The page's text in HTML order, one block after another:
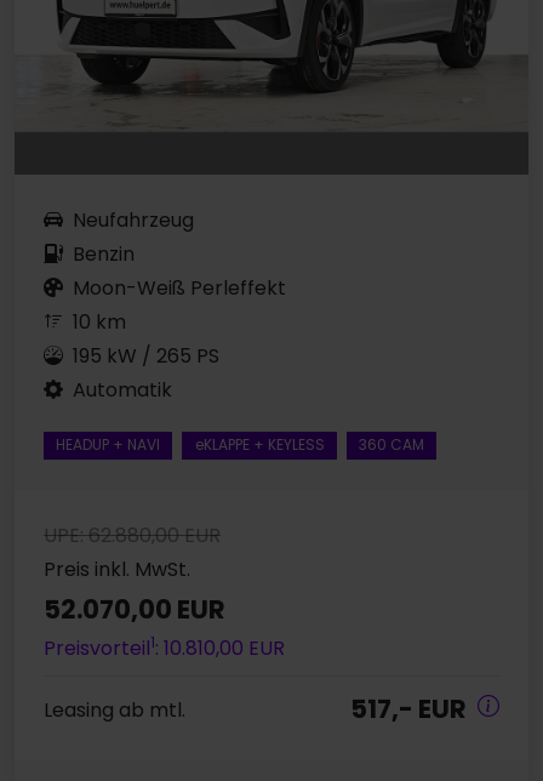
Neufahrzeug
Benzin
Moon-Weiß Perleffekt
10 km
195 kW / 265 PS
Automatik
HEADUP + NAVI eKLAPPE + KEYLESS 360 CAM
UPE: 62.880,00 EUR
Preis inkl. MwSt.
52.070,00 EUR
Preisvorteil1: 10.810,00 EUR
Leasing ab mtl. 517,- EUR